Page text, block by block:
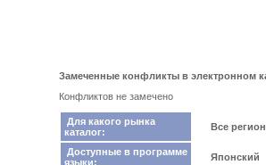
Замеченные конфликты в электронном
Конфликтов не замечено
Для какого рынка
каталог:
Все
Доступные в программе
языки:
Японский